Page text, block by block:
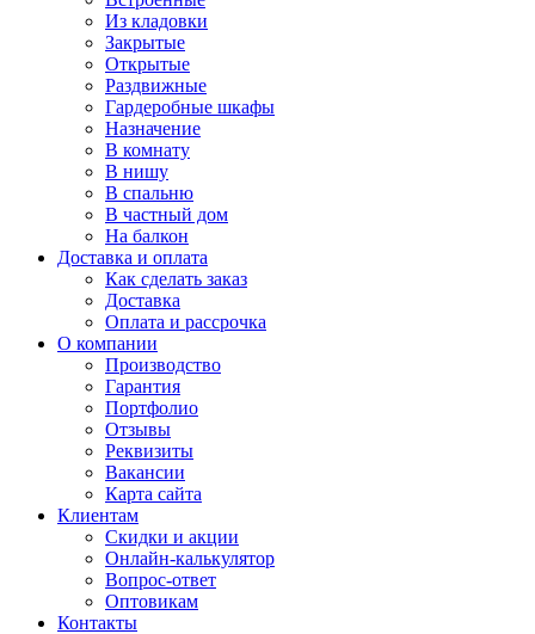
Из кладовки
Закрытые
Открытые
Раздвижные
Гардеробные шкафы
Назначение
В комнату
В нишу
В спальню
В частный дом
На балкон
Доставка и оплата
Как сделать заказ
Доставка
Оплата и рассрочка
О компании
Производство
Гарантия
Портфолио
Отзывы
Реквизиты
Вакансии
Карта сайта
Клиентам
Скидки и акции
Онлайн-калькулятор
Вопрос-ответ
Оптовикам
Контакты